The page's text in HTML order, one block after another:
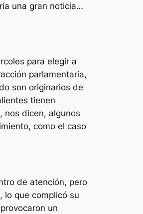
una gran noticia…
para elegir a
parlamentaria,
son originarios de
tienen
nos dicen, algunos
como el caso
de atención, pero
lo que complicó su
un